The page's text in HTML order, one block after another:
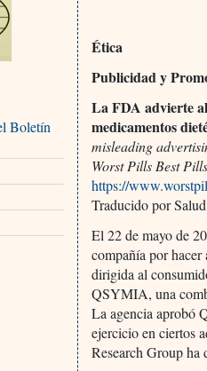
Boletín
Ética
Publicidad y
La FDA advierte
medicamentos
misleading
Worst Pills Best
https://
Traducido por
El 22 de mayo de
compañía por
dirigida al
QSYMIA, una
La agencia aprobó
ejercicio en ciertos
Research Group ha